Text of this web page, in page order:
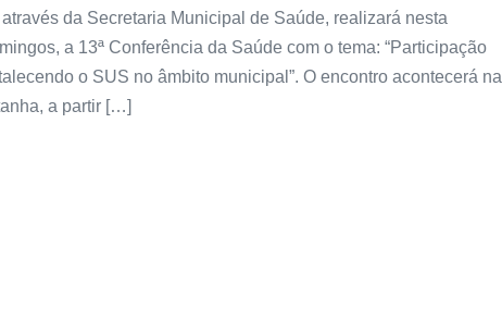
da Secretaria Municipal de Saúde, realizará nesta
a 13ª Conferência da Saúde com o tema: “Participação
o SUS no âmbito municipal”. O encontro acontecerá na
a partir […]